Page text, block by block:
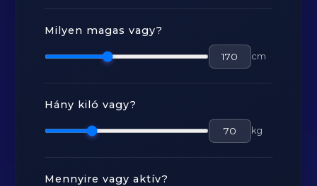
Milyen magas vagy?
cm
Hány kiló vagy?
kg
Mennyire vagy aktív?